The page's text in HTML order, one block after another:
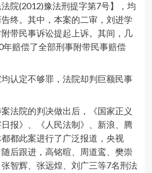
院(2012)豫法刑提字第7号】，均
终。其中，本案的二审，刘进学
带民事诉讼提起上诉。其间，几
年赔偿了全部刑事附带民事赔偿
认定不够罪，法院却判巨额民事
法院的判决做出后，《国家正义
报》、《人民法制》、新浪、腾
都此案进行了广泛报道，央视
随后跟进，高铭暄、周道鸾、樊崇
智辉、张远煌、刘广三等7名刑法